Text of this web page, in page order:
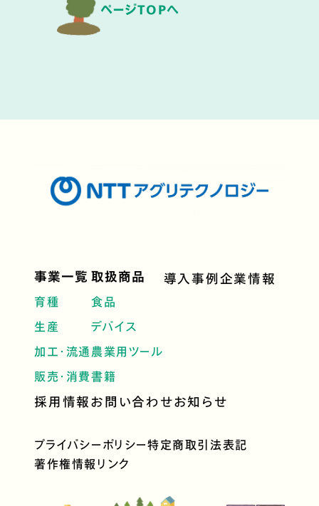
ページTOPへ
事業一覧
育種
生産
加工・流通
販売・消費
取扱商品
食品
デバイス
農業用ツール
書籍
導入事例企業情報
採用情報お問い合わせお知らせ
プライバシーポリシー特定商取引法表記
著作権情報 リンク